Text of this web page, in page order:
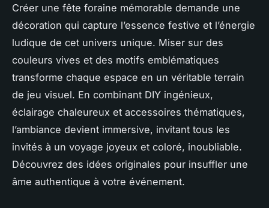
Créer une fête foraine mémorable demande une
décoration qui capture l’essence festive et l’énergie
ludique de cet univers unique. Miser sur des
couleurs vives et des motifs emblématiques
transforme chaque espace en un véritable terrain
de jeu visuel. En combinant DIY ingénieux,
éclairage chaleureux et accessoires thématiques,
l’ambiance devient immersive, invitant tous les
invités à un voyage joyeux et coloré, inoubliable.
Découvrez des idées originales pour insuffler une
âme authentique à votre événement.